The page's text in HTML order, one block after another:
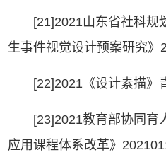
[21]2021山东省社科规
生事件视觉设计预案研究》
[22]2021《设计素描》
[23]2021教育部协同育
应用课程体系改革》